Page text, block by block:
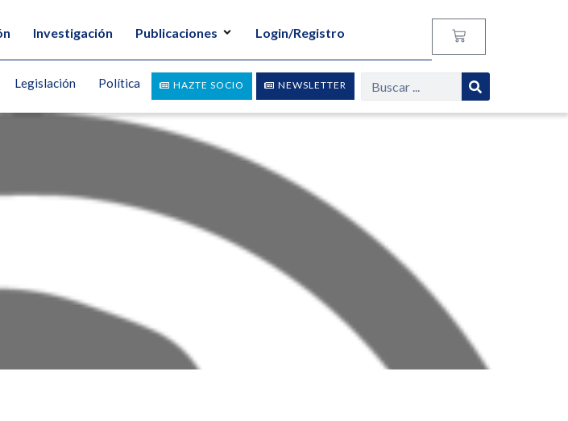
Investigación Publicaciones Login/Registro
NEWSLETTER
HAZTE SOCIO
Legislación Política